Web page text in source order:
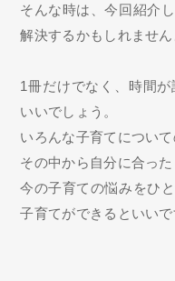
そんな時は、今回紹介
解決するかもしれません
1冊だけでなく、時間
いいでしょう。
いろんな子育てについ
その中から自分に合っ
今の子育ての悩みをひ
子育てができるといいで